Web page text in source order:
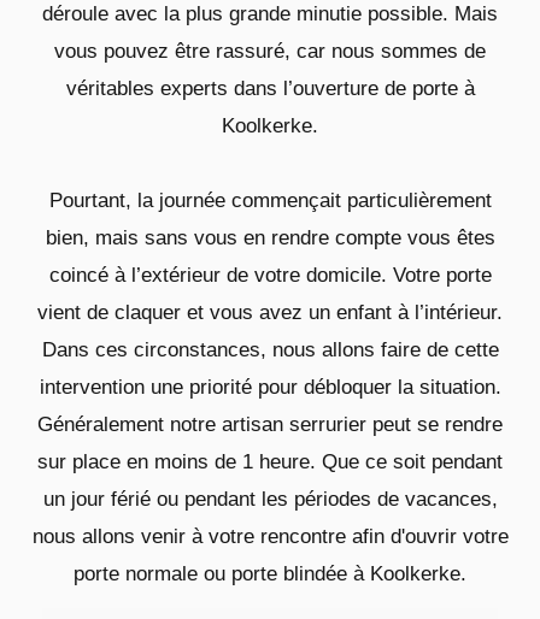
déroule avec la plus grande minutie possible. Mais
vous pouvez être rassuré, car nous sommes de
véritables experts dans l’ouverture de porte à
Koolkerke.
Pourtant, la journée commençait particulièrement
bien, mais sans vous en rendre compte vous êtes
coincé à l’extérieur de votre domicile. Votre porte
vient de claquer et vous avez un enfant à l’intérieur.
Dans ces circonstances, nous allons faire de cette
intervention une priorité pour débloquer la situation.
Généralement notre artisan serrurier peut se rendre
sur place en moins de 1 heure. Que ce soit pendant
un jour férié ou pendant les périodes de vacances,
nous allons venir à votre rencontre afin d'ouvrir votre
porte normale ou porte blindée à Koolkerke.